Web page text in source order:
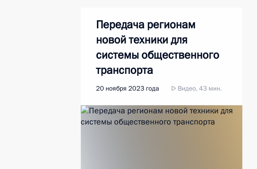
Передача регионам
новой техники для
системы общественного
транспорта
20 ноября 2023 года Видео, 43 мин.